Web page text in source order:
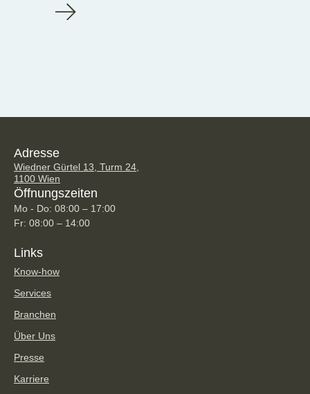
Adresse
Wiedner Gürtel 13, Turm 24,
1100 Wien
Öffnungszeiten
Mo - Do: 08:00 – 17:00
Fr: 08:00 – 14:00
Links
Know-how
Services
Branchen
Über Uns
Presse
Karriere